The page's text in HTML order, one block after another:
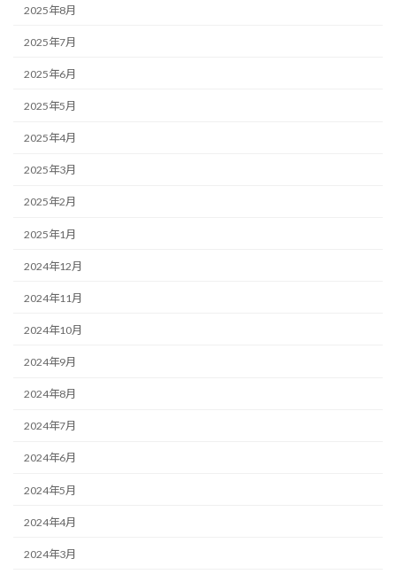
2025年8月
2025年7月
2025年6月
2025年5月
2025年4月
2025年3月
2025年2月
2025年1月
2024年12月
2024年11月
2024年10月
2024年9月
2024年8月
2024年7月
2024年6月
2024年5月
2024年4月
2024年3月